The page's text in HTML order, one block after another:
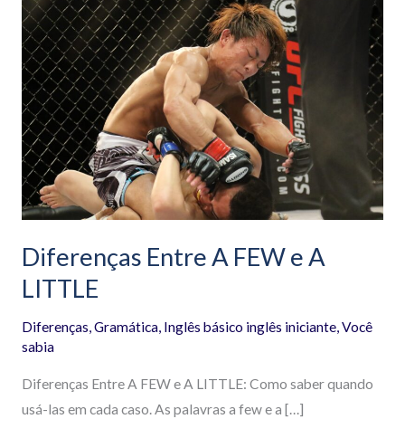
Diferenças Entre A FEW e A
LITTLE
Diferenças,Gramática, Inglês básico inglês iniciante,Você
sabia
Diferenças Entre A FEW e A LITTLE: Como saber quando
usá-las em cada caso. As palavras a few e a […]
Entre
A
FEW
e
A
LITTLE